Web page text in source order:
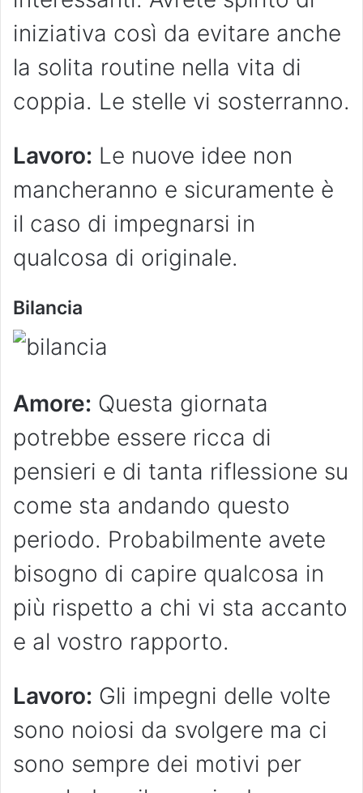
iniziativa così da evitare anche
la solita routine nella vita di
coppia. Le stelle vi sosterranno.
Lavoro: Le nuove idee non
mancheranno e sicuramente è
il caso di impegnarsi in
qualcosa di originale.
Bilancia
Amore: Questa giornata
potrebbe essere ricca di
pensieri e di tanta riflessione su
come sta andando questo
periodo. Probabilmente avete
bisogno di capire qualcosa in
più rispetto a chi vi sta accanto
e al vostro rapporto.
Lavoro: Gli impegni delle volte
sono noiosi da svolgere ma ci
sono sempre dei motivi per